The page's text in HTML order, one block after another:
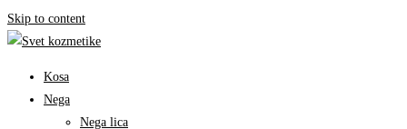
Skip to content
Kosa
Nega
Nega lica